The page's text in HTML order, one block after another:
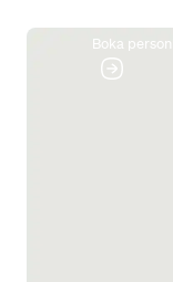
Boka